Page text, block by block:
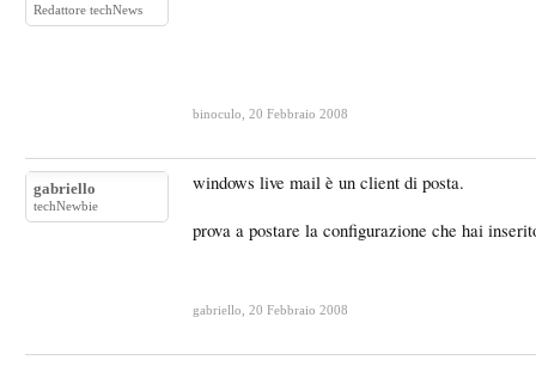
Redattore techNews
binoculo 20 Febbraio 2008
gabriello
techNewbie
windows live mail è un client di posta.
prova a postare la configurazione che hai
gabriello 20 Febbraio 2008